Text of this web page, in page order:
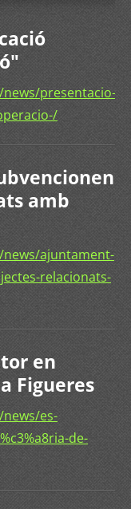
presentacio-
amb
ajuntament-
relacionats-
en
Figueres
es-
de-